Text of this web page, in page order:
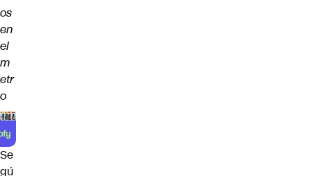
os
en
el
m
etr
o
Se
gú